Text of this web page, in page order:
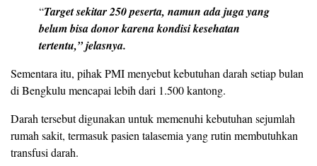
“Target sekitar 250 peserta, namun ada juga yang
belum bisa donor karena kondisi kesehatan
tertentu,” jelasnya.
Sementara itu, pihak PMI menyebut kebutuhan darah setiap bulan
di Bengkulu mencapai lebih dari 1.500 kantong.
Darah tersebut digunakan untuk memenuhi kebutuhan sejumlah
rumah sakit, termasuk pasien talasemia yang rutin membutuhkan
transfusi darah.